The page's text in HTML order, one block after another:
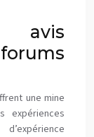
avis
une mine
expériences